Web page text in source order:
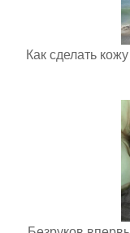
Как сделать